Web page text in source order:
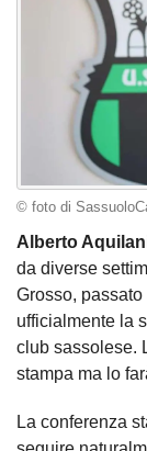
© foto di
Alberto
da diverse
Grosso,
ufficialmente la
club sassolese.
stampa ma lo
La conferenza